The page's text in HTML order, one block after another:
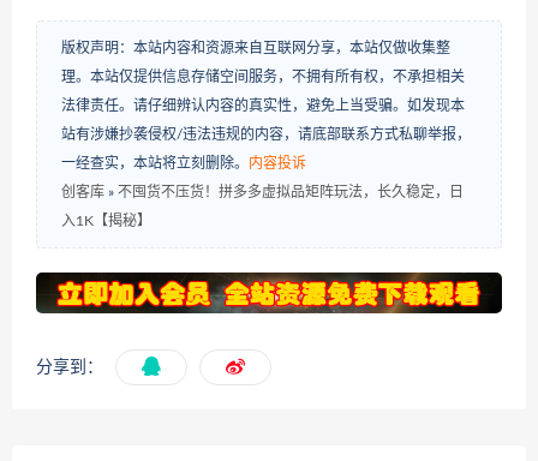
版权声明：本站内容和资源来自互联网分享，本站仅做收集整
理。本站仅提供信息存储空间服务，不拥有所有权，不承担相关
法律责任。请仔细辨认内容的真实性，避免上当受骗。如发现本
站有涉嫌抄袭侵权/违法违规的内容，请底部联系方式私聊举报，
一经查实，本站将立刻删除。 内容投诉
创客库 » 不囤货不压货！拼多多虚拟品矩阵玩法，长久稳定，日
入1K【揭秘】
分享到：